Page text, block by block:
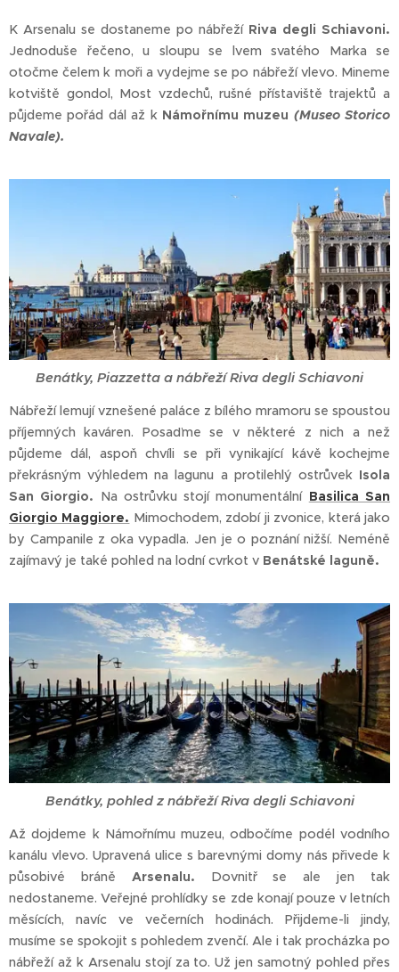
K Arsenalu se dostaneme po nábřeží Riva degli Schiavoni.
Jednoduše řečeno, u sloupu se lvem svatého Marka se
otočme čelem k moři a vydejme se po nábřeží vlevo. Mineme
kotviště gondol, Most vzdechů, rušné přístaviště trajektů a
půjdeme pořád dál až k Námořnímu muzeu (Museo Storico
Navale).
Benátky, Piazzetta a nábřeží Riva degli Schiavoni
Nábřeží lemují vznešené paláce z bílého mramoru se spoustou
příjemných kaváren. Posaďme se v některé z nich a než
půjdeme dál, aspoň chvíli se při vynikající kávě kochejme
překrásným výhledem na lagunu a protilehlý ostrůvek Isola
San Giorgio. Na ostrůvku stojí monumentální Basilica San
Giorgio Maggiore. Mimochodem, zdobí ji zvonice, která jako
by Campanile z oka vypadla. Jen je o poznání nižší. Neméně
zajímavý je také pohled na lodní cvrkot v Benátské laguně.
Benátky, pohled z nábřeží Riva degli Schiavoni
Až dojdeme k Námořnímu muzeu, odbočíme podél vodního
kanálu vlevo. Upravená ulice s barevnými domy nás přivede k
působivé bráně Arsenalu. Dovnitř se ale jen tak
nedostaneme. Veřejné prohlídky se zde konají pouze v letních
měsících, navíc ve večerních hodinách. Přijdeme-li jindy,
musíme se spokojit s pohledem zvenčí. Ale i tak procházka po
nábřeží až k Arsenalu stojí za to. Už jen samotný pohled přes